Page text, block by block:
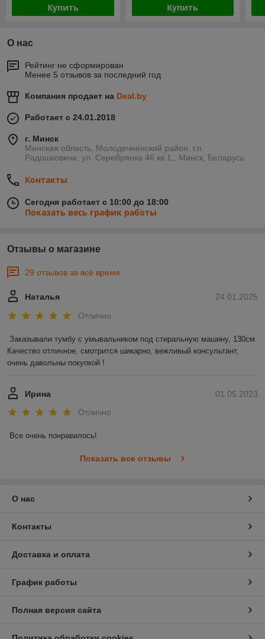
Купить Купить
О нас
Рейтинг не сформирован
Менее 5 отзывов за последний год
Компания продает на Deal.by
Работает с 24.01.2018
г. Минск
Минская область, Молодечненский район, г.п.
Радошковичи, ул. Серебрянка 46 кв 1,, Минск, Беларусь
Контакты
Сегодня работает с 10:00 до 18:00
Показать весь график работы
Отзывы о магазине
29 отзывов за всё время
24.01.2025
Наталья
Отлично
Заказывали тумбу с умывальником под стиральную машину, 130см
Качество отличное, смотрится шикарно, вежливый консультант,
очень давольны покупкой !
01.05.2023
Ирина
Отлично
Все очень понравилось!
Показать все отзывы
О нас
Контакты
Доставка и оплата
График работы
Полная версия сайта